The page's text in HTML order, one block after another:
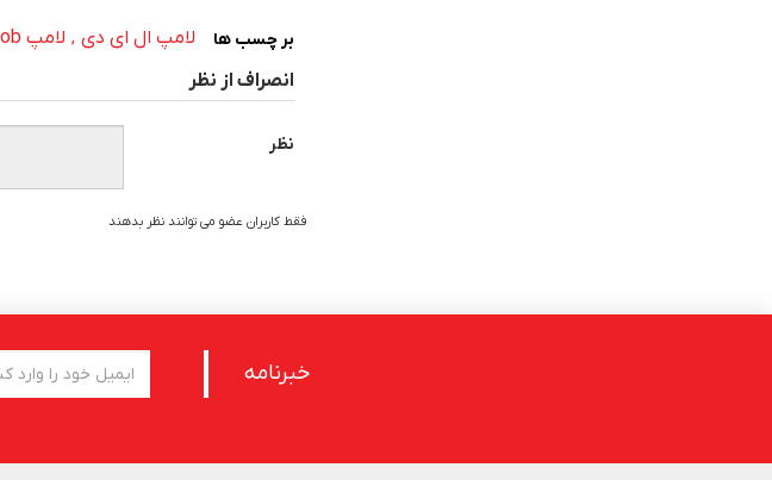
بر چسب ها لامپ ال ای دی , لامپ cob
انصراف از نظر
نظر
فقط کاربران عضو می توانند نظر بدهند
خبرنامه